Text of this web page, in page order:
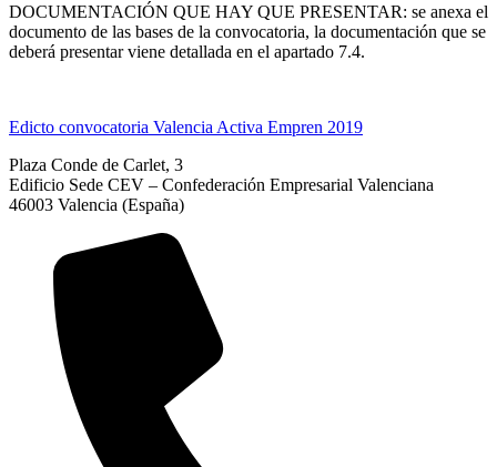
DOCUMENTACIÓN QUE HAY QUE PRESENTAR: se anexa el
documento de las bases de la convocatoria, la documentación que se
deberá presentar viene detallada en el apartado 7.4.
Edicto convocatoria Valencia Activa Empren 2019
Plaza Conde de Carlet, 3
Edificio Sede CEV – Confederación Empresarial Valenciana
46003 Valencia (España)